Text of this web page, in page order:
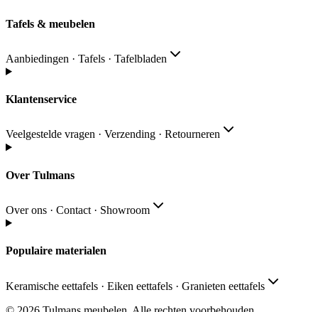
Tafels & meubelen
Aanbiedingen · Tafels · Tafelbladen
Klantenservice
Veelgestelde vragen · Verzending · Retourneren
Over Tulmans
Over ons · Contact · Showroom
Populaire materialen
Keramische eettafels · Eiken eettafels · Granieten eettafels